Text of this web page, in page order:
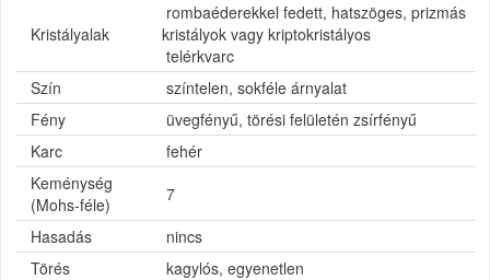
Kristályalak
rombaéderekkel fedett, hatszöges, prizmás
kristályok vagy kriptokristályos
telérkvarc
Szín
színtelen, sokféle árnyalat
Fény
üvegfényű, törési felületén zsírfényű
Karc
fehér
Keménység
(Mohs-féle)
7
Hasadás
nincs
Törés
kagylós, egyenetlen